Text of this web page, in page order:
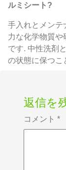
ルミシート?
手入れとメンテ
力な化学物質や
です. 中性洗剤
の状態に保つこ
返信を
コメント *